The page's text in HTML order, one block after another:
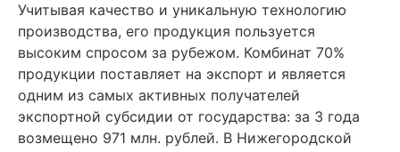
Учитывая качество и уникальную технологию
производства, его продукция пользуется
высоким спросом за рубежом. Комбинат 70%
продукции поставляет на экспорт и является
одним из самых активных получателей
экспортной субсидии от государства: за 3 года
возмещено 971 млн. рублей. В Нижегородской